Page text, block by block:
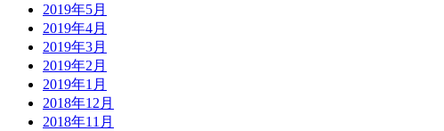
2019年5月
2019年4月
2019年3月
2019年2月
2019年1月
2018年12月
2018年11月